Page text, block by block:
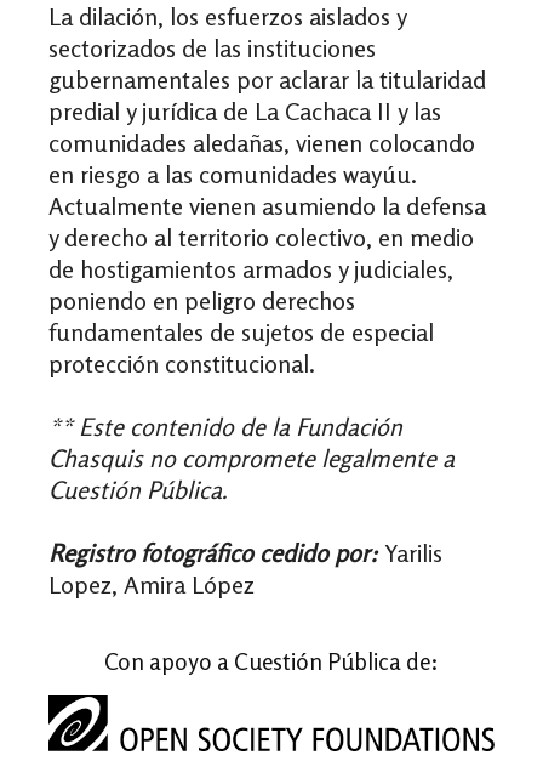
La dilación, los esfuerzos aislados y
sectorizados de las instituciones
gubernamentales por aclarar la titularidad
predial y jurídica de La Cachaca II y las
comunidades aledañas, vienen colocando
en riesgo a las comunidades wayúu.
Actualmente vienen asumiendo la defensa
y derecho al territorio colectivo, en medio
de hostigamientos armados y judiciales,
poniendo en peligro derechos
fundamentales de sujetos de especial
protección constitucional.
** Este contenido de la Fundación
Chasquis no compromete legalmente a
Cuestión Pública.
Registro fotográfico cedido por:Yarilis
Lopez, Amira López
Con apoyo a Cuestión Pública de: